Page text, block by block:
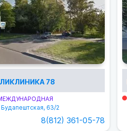
78
Будапештская, 63/2
8(812) 361-05-78